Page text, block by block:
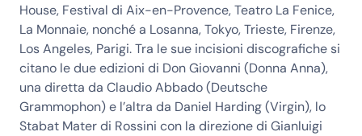
House, Festival di Aix-en-Provence, Teatro La Fenice,
La Monnaie, nonché a Losanna, Tokyo, Trieste, Firenze,
Los Angeles, Parigi. Tra le sue incisioni discografiche si
citano le due edizioni di Don Giovanni (Donna Anna),
una diretta da Claudio Abbado (Deutsche
Grammophon) e l’altra da Daniel Harding (Virgin), lo
Stabat Mater di Rossini con la direzione di Gianluigi